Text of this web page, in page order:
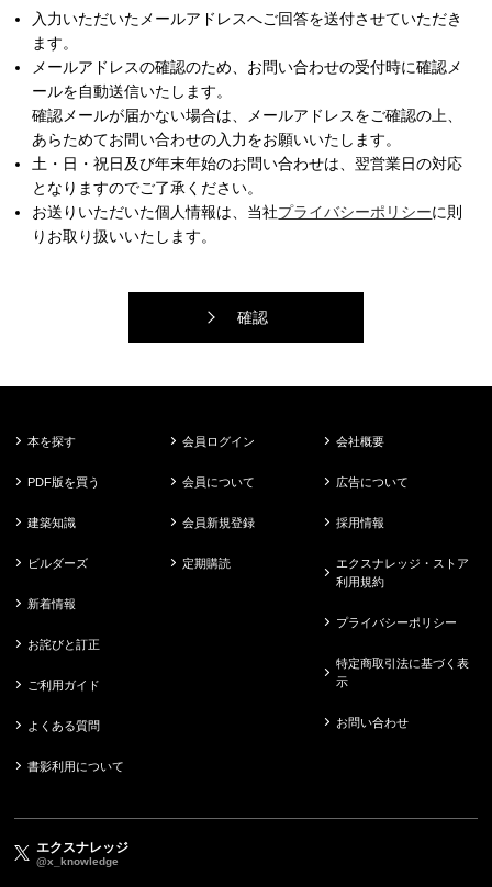
入力いただいたメールアドレスへご回答を送付させていただき
ます。
メールアドレスの確認のため、お問い合わせの受付時に確認メ
ールを自動送信いたします。
確認メールが届かない場合は、メールアドレスをご確認の上、
あらためてお問い合わせの入力をお願いいたします。
土・日・祝日及び年末年始のお問い合わせは、翌営業日の対応
となりますのでご了承ください。
お送りいただいた個人情報は、当社プライバシーポリシーに則
りお取り扱いいたします。
確認
本を探す
PDF版を買う
建築知識
ビルダーズ
新着情報
お詫びと訂正
ご利用ガイド
よくある質問
書影利用について
会員ログイン
会員について
会員新規登録
定期購読
会社概要
広告について
採用情報
エクスナレッジ・ストア
利用規約
プライバシーポリシー
特定商取引法に基づく表
示
お問い合わせ
エクスナレッジ
@x_knowledge